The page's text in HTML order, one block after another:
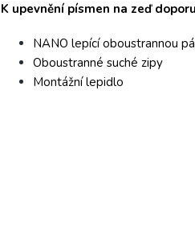
K upevnění písmen na zeď
NANO lepící oboustrannou
Oboustranné suché zipy
Montážní lepidlo